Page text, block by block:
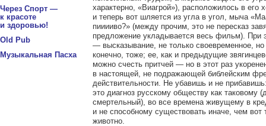
Через Спорт —
к красоте
и здоровью!
Old Pub
Музыкальная Пасха
характерно, «Виагрой»), расположилось в его
и теперь вот шляется из угла в угол, мыча
пииииво?» (между прочим, это не пересказ
предложение укладывается весь фильм). При
— высказывание, не только своевременное,
конечно, тоже; ее, как и предыдущие
можно счесть притчей — но в этот раз
в настоящей, не подражающей библейским
действительности. Не убавишь и не
это диагноз русскому обществу как таковому
смертельный), во все времена живущему в
и не способному существовать иначе, чем вот
животно.